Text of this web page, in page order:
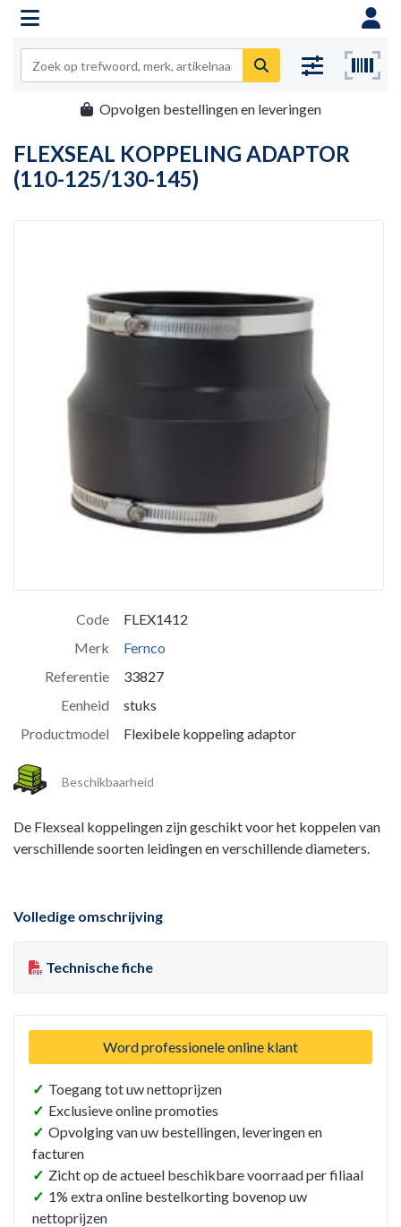
Opvolgen bestellingen en leveringen
FLEXSEAL KOPPELING ADAPTOR
(110-125/130-145)
Code
FLEX1412
Merk
Fernco
Referentie
33827
Eenheid
stuks
Productmodel
Flexibele koppeling adaptor
Beschikbaarheid
De Flexseal koppelingen zijn geschikt voor het koppelen van
verschillende soorten leidingen en verschillende diameters.
Volledige omschrijving
Technische fiche
Word professionele online klant
✓ Toegang tot uw nettoprijzen
✓ Exclusieve online promoties
✓ Opvolging van uw bestellingen, leveringen en
facturen
✓ Zicht op de actueel beschikbare voorraad per filiaal
✓ 1% extra online bestelkorting bovenop uw
nettoprijzen